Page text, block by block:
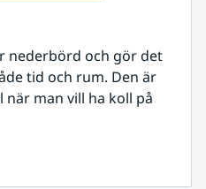
nederbörd och gör det
tid och rum. Den är
man vill ha koll på